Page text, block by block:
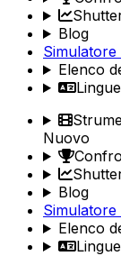
Blog
Elenco
Lingue
Nuovo
Blog
Elenco
Lingue